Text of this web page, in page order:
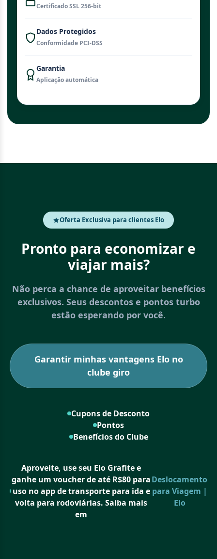
Certificado SSL 256-bit
Dados Protegidos
Conformidade PCI-DSS
Garantia
Aplicação automática
Oferta Exclusiva para clientes Elo
Pronto para economizar e
viajar mais?
Não perca a chance de aproveitar benefícios
exclusivos. Seus descontos e pontos turbo
estão esperando por você.
Garantir minhas vantagens Elo no
clube giro
Cupons de Desconto
Pontos
Benefícios do Clube
Aproveite, use seu Elo Grafite e
ganhe um voucher de até R$80 para
uso no app de transporte para ida e
volta para rodoviárias. Saiba mais
em
Deslocamento
para Viagem |
Elo